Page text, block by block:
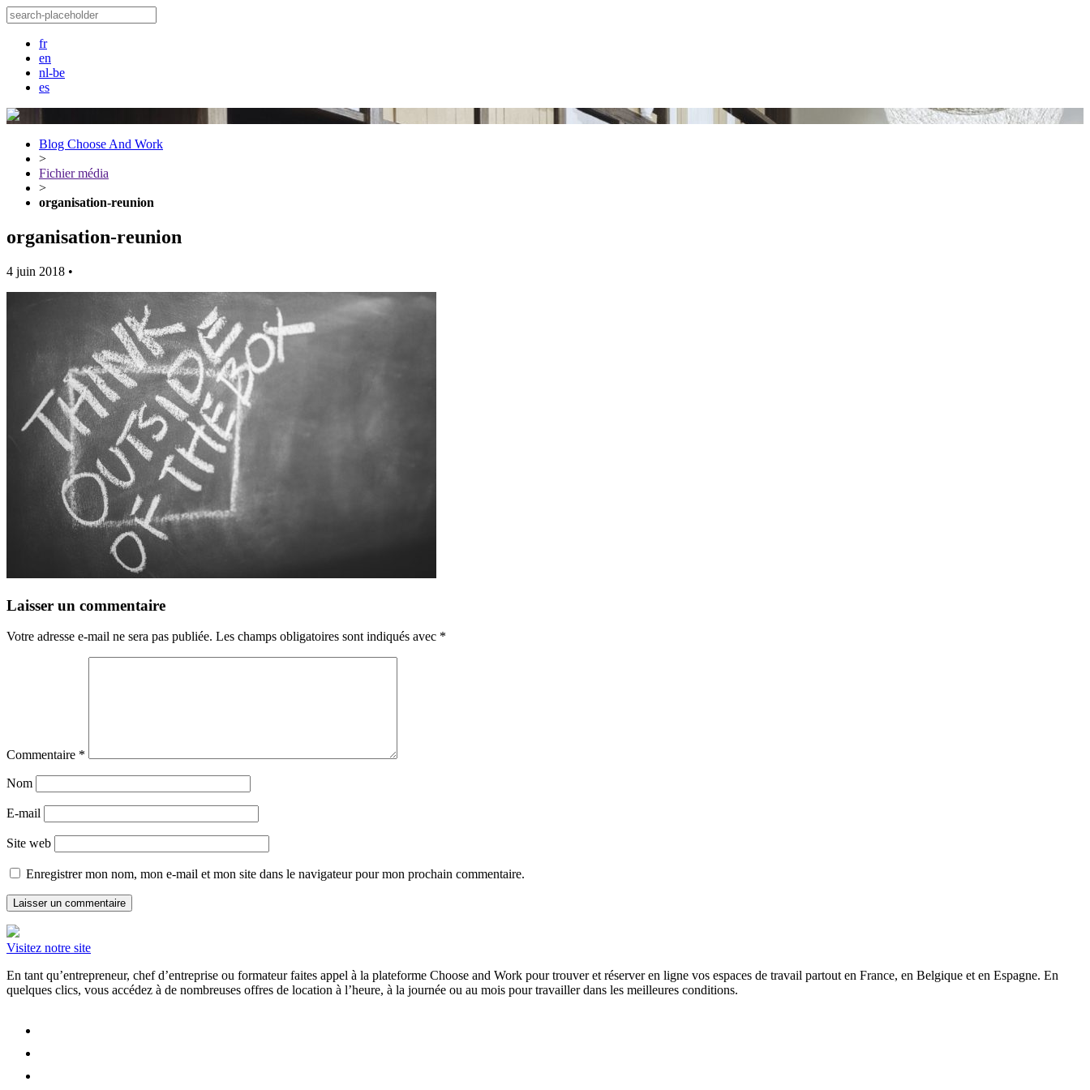
fr
en
nl-be
es
Blog Choose And Work
>
Fichier média
>
organisation-reunion
organisation-reunion
4 juin 2018 •
Laisser un commentaire
Votre adresse e-mail ne sera pas publiée. Les champs obligatoires sont indiqués avec *
Commentaire *
Nom
E-mail
Site web
Enregistrer mon nom, mon e-mail et mon site dans le navigateur pour mon prochain commentaire.
Visitez notre site
En tant qu’entrepreneur, chef d’entreprise ou formateur faites appel à la plateforme Choose and Work pour trouver et réserver en ligne vos espaces de travail partout en France, en Belgique et en Espagne. En
quelques clics, vous accédez à de nombreuses offres de location à l’heure, à la journée ou au mois pour travailler dans les meilleures conditions.